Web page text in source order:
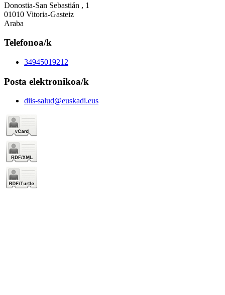
Donostia-San Sebastián , 1
01010 Vitoria-Gasteiz
Araba
Telefonoa/k
34945019212
Posta elektronikoa/k
diis-salud@euskadi.eus